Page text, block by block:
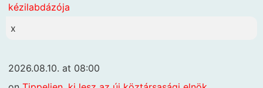
kézilabdázója
x
2026.08.10. at 08:00